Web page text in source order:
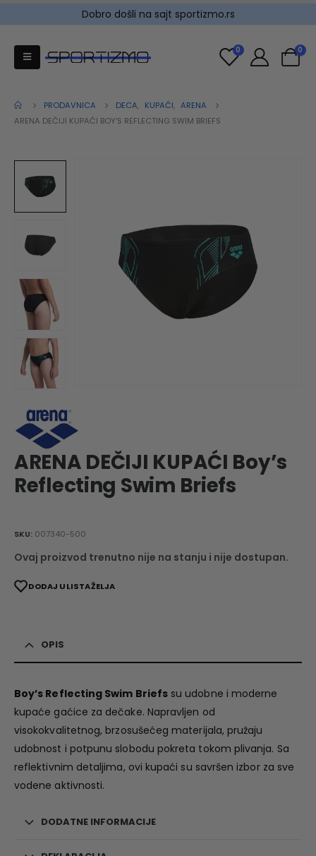
Dobro došli na sajt sportizmo.rs
0 0
PRODAVNICA DECA, KUPAĆI, ARENA
ARENA DEČIJI KUPAĆI BOY’S REFLECTING SWIM BRIEFS
ARENA DEČIJI KUPAĆI Boy’s
Reflecting Swim Briefs
SKU: 007340-500
Ovaj proizvod trenutno nije na stanju i nije dostupan.
DODAJ U LISTA ŽELJA
OPIS
Boy’s Reflecting Swim Briefssu udobne i moderne
kupaće gaćice za dečake. Napravljen od
visokokvalitetnog, brzosušećeg materijala, pružaju
udobnost i potpunu slobodu pokreta tokom plivanja. Sa
reflektivnim detaljima, ovi kupaći su savršen izbor za sve
vodene aktivnosti.
DODATNE INFORMACIJE